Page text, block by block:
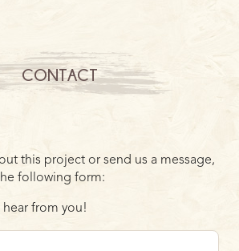
CONTACT
this project or send us a message,
following form:
from you!